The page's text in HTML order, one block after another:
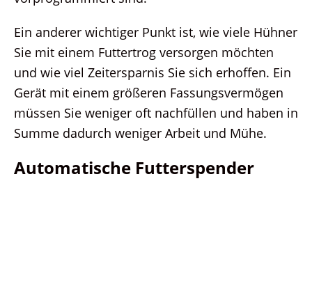
Ein anderer wichtiger Punkt ist, wie viele Hühner
Sie mit einem Futtertrog versorgen möchten
und wie viel Zeitersparnis Sie sich erhoffen. Ein
Gerät mit einem größeren Fassungsvermögen
müssen Sie weniger oft nachfüllen und haben in
Summe dadurch weniger Arbeit und Mühe.
Automatische Futterspender